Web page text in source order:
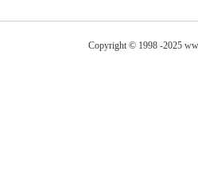
Copyright © 1998 -2025